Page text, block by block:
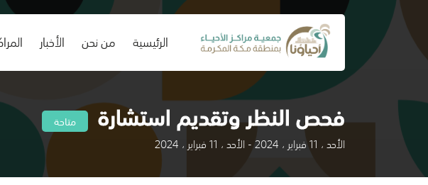
الرئيسية
(current) من نحن الأخبار
فحص النظر وتقديم استشارة متاحة
الأحد ، 11 فبراير ، 2024 - الأحد ، 11 فبراير ، 2024